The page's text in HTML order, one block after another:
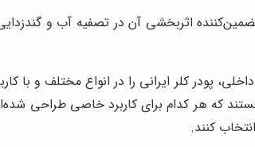
تضمین‌کننده اثربخشی آن در تصفیه آب و
داخلی، پودر کلر ایرانی را در انواع مختلف و با
هستند که هر کدام برای کاربرد خاصی طراحی
کنند.